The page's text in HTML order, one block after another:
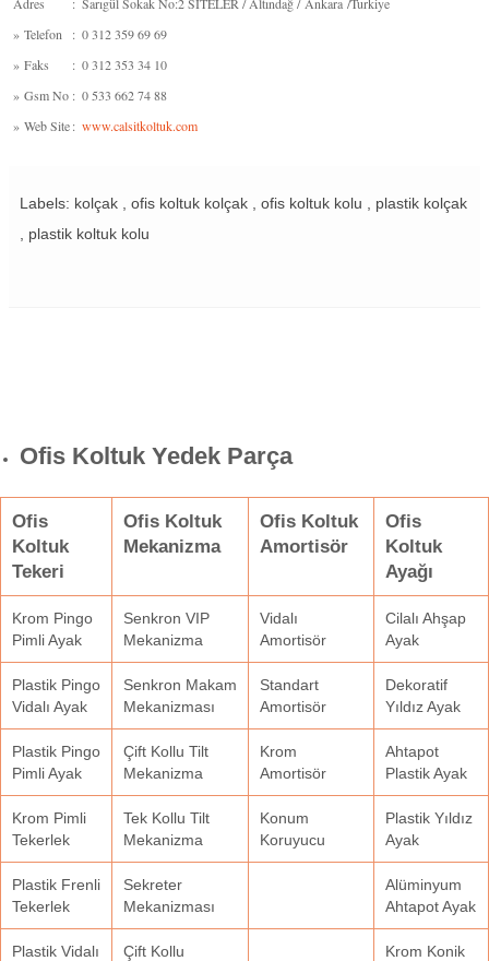
» Telefon : 0 312 359 69 69
» Faks : 0 312 353 34 10
» Gsm No : 0 533 662 74 88
» Web Site: www.calsitkoltuk.com
Labels: kolçak , ofis koltuk kolçak , ofis koltuk kolu , plastik kolçak
, plastik koltuk kolu
Ofis Koltuk Yedek Parça
Ofis
Koltuk
Tekeri
Ofis Koltuk
Mekanizma
Ofis Koltuk
Amortisör
Ofis
Koltuk
Ayağı
Krom Pingo
Pimli Ayak
Senkron VIP
Mekanizma
Vidalı
Amortisör
Cilalı Ahşap
Ayak
Plastik Pingo
Vidalı Ayak
Senkron Makam
Mekanizması
Standart
Amortisör
Dekoratif
Yıldız Ayak
Plastik Pingo
Pimli Ayak
Çift Kollu Tilt
Mekanizma
Krom
Amortisör
Ahtapot
Plastik Ayak
Krom Pimli
Tekerlek
Tek Kollu Tilt
Mekanizma
Konum
Koruyucu
Plastik Yıldız
Ayak
Plastik Frenli
Tekerlek
Sekreter
Mekanizması
Alüminyum
Ahtapot Ayak
Plastik Vidalı
Çift Kollu
Krom Konik